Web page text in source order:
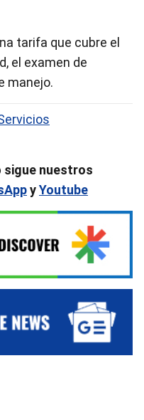
tarifa que cubre el
el examen de
manejo.
sigue nuestros
yYoutube